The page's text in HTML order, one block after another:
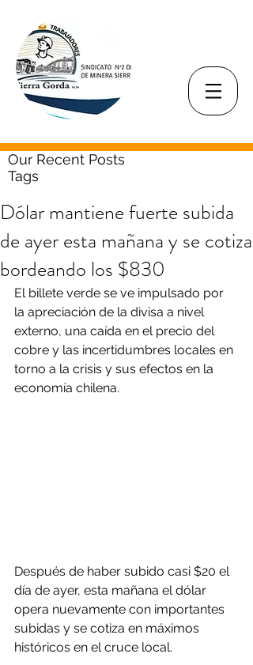
Our Recent Posts
Tags
Dólar mantiene fuerte subida
de ayer esta mañana y se cotiza
bordeando los $830
El billete verde se ve impulsado por
la apreciación de la divisa a nivel
externo, una caída en el precio del
cobre y las incertidumbres locales en
torno a la crisis y sus efectos en la
economía chilena.
Después de haber subido casi $20 el
día de ayer, esta mañana el dólar
opera nuevamente con importantes
subidas y se cotiza en máximos
históricos en el cruce local.